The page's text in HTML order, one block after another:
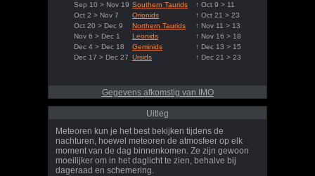
Sep 10 > Nov 19 Southern Taurids
↑ Oct 9 > 11
Oct 2 > Nov 7
Orionids
↑ Oct 21 > 23
Oct 20 > Dec 9
Northern Taurids
↑ Nov 11 > 13
Nov 6 > Dec 1
Leonids
↑ Nov 16 > 18
Dec 4 > Dec 18
Geminids
↑ Dec 13 > 15
Dec 17 > Dec 27 Ursids ↑ Dec 21 > 23
Gegevens afkomstig van IMO
Uitleg
Meteoren kun je het best bekijken tijdens de
nachturen, hoewel meteoren de atmosfeer op elk
moment van de dag binnenkomen. Ze zijn gewoon
moeilijker om in het daglicht te zien, behalve bij
dageraad en schemering.